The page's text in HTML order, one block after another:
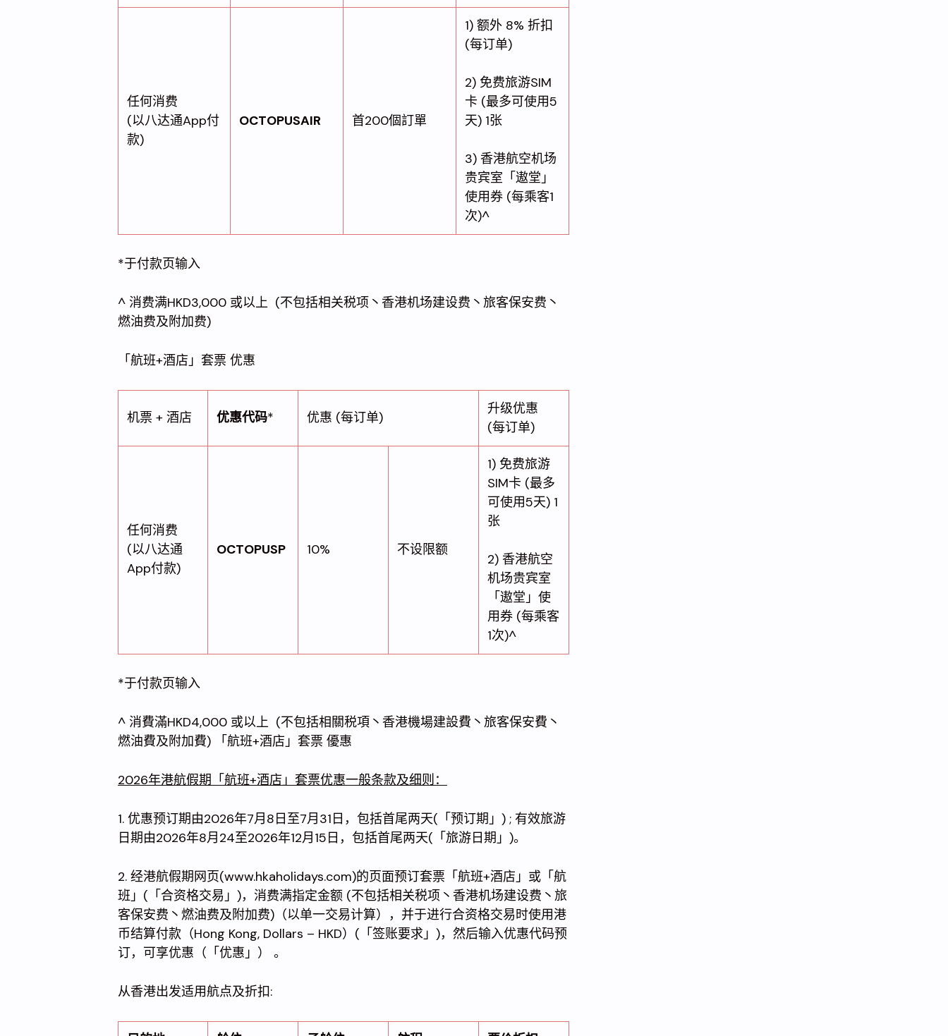
任何消费
(以八达通App付
款)
OCTOPUSAIR 首200個訂單
1) 额外 8% 折扣
(每订单)
2) 免费旅游SIM
卡 (最多可使用5
天) 1张
3) 香港航空机场
贵宾室「遨堂」
使用券 (每乘客1
次)^
*于付款页输入
^ 消费满HKD3,000 或以上 (不包括相关税项丶香港机场建设费丶旅客保安费丶
燃油费及附加费)
「航班+酒店」套票 优惠
机票 + 酒店 优惠代码* 优惠 (每订单)
升级优惠
(每订单)
任何消费
(以八达通
App付款)
OCTOPUSP 10% 不设限额
1) 免费旅游
SIM卡 (最多
可使用5天) 1
张
2) 香港航空
机场贵宾室
「遨堂」使
用券 (每乘客
1次)^
*于付款页输入
^ 消費滿HKD4,000 或以上 (不包括相關税項丶香港機場建設費丶旅客保安費丶
燃油費及附加費) 「航班+酒店」套票 優惠
2026年港航假期「航班+酒店」套票优惠一般条款及细则：
1. 优惠预订期由2026年7月8日至7月31日，包括首尾两天(「预订期」) ; 有效旅游
日期由2026年8月24至2026年12月15日，包括首尾两天(「旅游日期」)。
2. 经港航假期网页(www.hkaholidays.com)的页面预订套票「航班+酒店」或「航
班」(「合资格交易」)，消费满指定金额 (不包括相关税项丶香港机场建设费丶旅
客保安费丶燃油费及附加费)（以单一交易计算），并于进行合资格交易时使用港
币结算付款（Hong Kong, Dollars – HKD）(「签账要求」)，然后输入优惠代码预
订，可享优惠（「优惠」） 。
从香港出发适用航点及折扣: